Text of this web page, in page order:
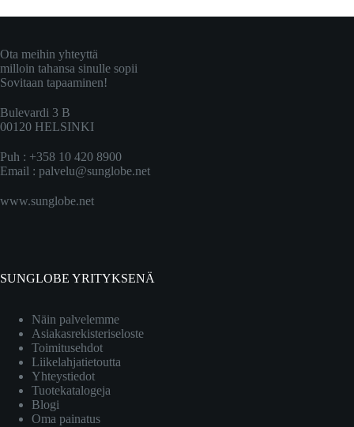
Ota meihin yhteyttä
milloin tahansa sinulle sopii
Sovitaan tapaaminen!
Bulevardi 3 B
00120 HELSINKI
Puh : +358 10 420 8900
Email : palvelu@sunglobe.net
www.sunglobe.net
SUNGLOBE YRITYKSENÄ
Näin palvelemme
Asiakasrekisteriseloste
Toimitusehdot
Liikelahjatietoutta
Yhteystiedot
Tuotekatalogeja
Blogi
Oma painatus